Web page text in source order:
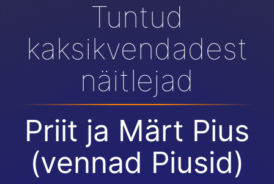
Tuntud
kaksikvendadest
näitlejad
Priit ja Märt Pius
(vennad Piusid)